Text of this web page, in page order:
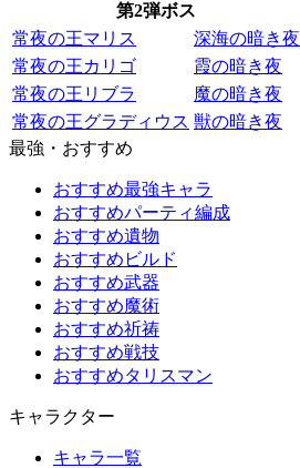
第2弾ボス
常夜の王マリス
深海の暗き夜
常夜の王カリゴ
霞の暗き夜
常夜の王リブラ
魔の暗き夜
常夜の王グラディウス 獣の暗き夜
最強・おすすめ
おすすめ最強キャラ
おすすめパーティ編成
おすすめ遺物
おすすめビルド
おすすめ武器
おすすめ魔術
おすすめ祈祷
おすすめ戦技
おすすめタリスマン
キャラクター
キャラ一覧